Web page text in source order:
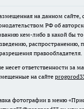
на данном сайте,
РФ об
кем-либо в какой бы
распространению,
правообладателя.
несет ответственности за
на сайте
фотографии в меню